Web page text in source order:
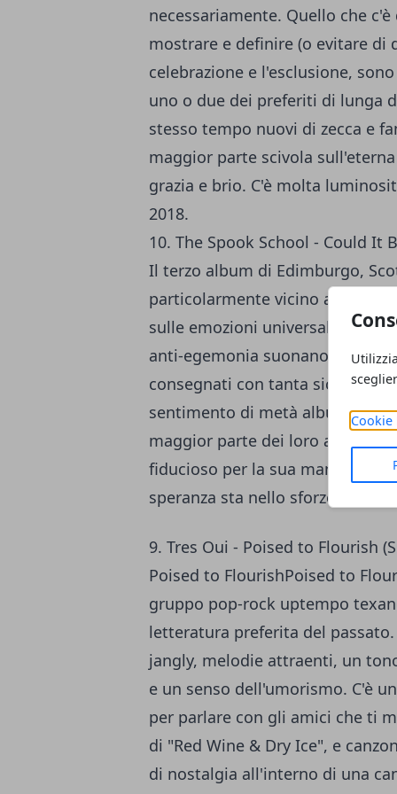
Cookie
necessariamente. Quello che
mostrare e definire (o evitare di
celebrazione e l'esclusione,
uno o due dei preferiti di lunga
stesso tempo nuovi di zecca e
maggior parte scivola
grazia e brio. C'è molta
2018.
10. The Spook School - Could It
Il terzo album di Edimburgo,
particolarmente vicino al
sulle emozioni universali. Le
anti-egemonia suonano potenti
consegnati con tanta sicurezza
sentimento di metà album "è
maggior parte dei loro
fiducioso per la sua mancanza
speranza sta nello sforzo.
9. Tres Oui - Poised to Flourish
Poised to FlourishPoised to
gruppo pop-rock uptempo
letteratura preferita del
jangly, melodie attraenti, un
e un senso dell'umorismo. C'è
per parlare con gli amici che ti
di "Red Wine & Dry Ice", e
di nostalgia all'interno di una